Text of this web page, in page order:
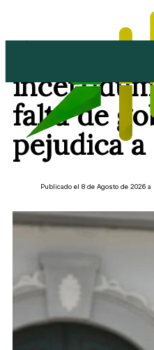
falta de
pejudica a
Publicado el 8 de Agosto de 2026 a